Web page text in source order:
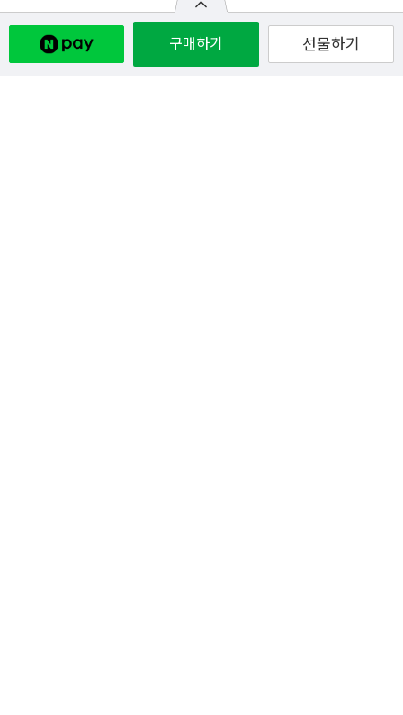
구매하기 선물하기